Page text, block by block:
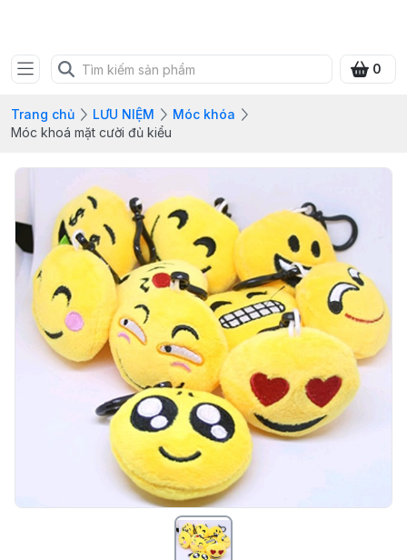
0
Trang chủ LƯU NIỆM
Móc khóa
Móc khoá mặt cười đủ kiểu